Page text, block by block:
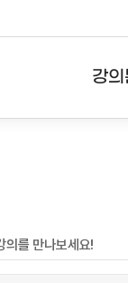
강
의를 만나보세요!